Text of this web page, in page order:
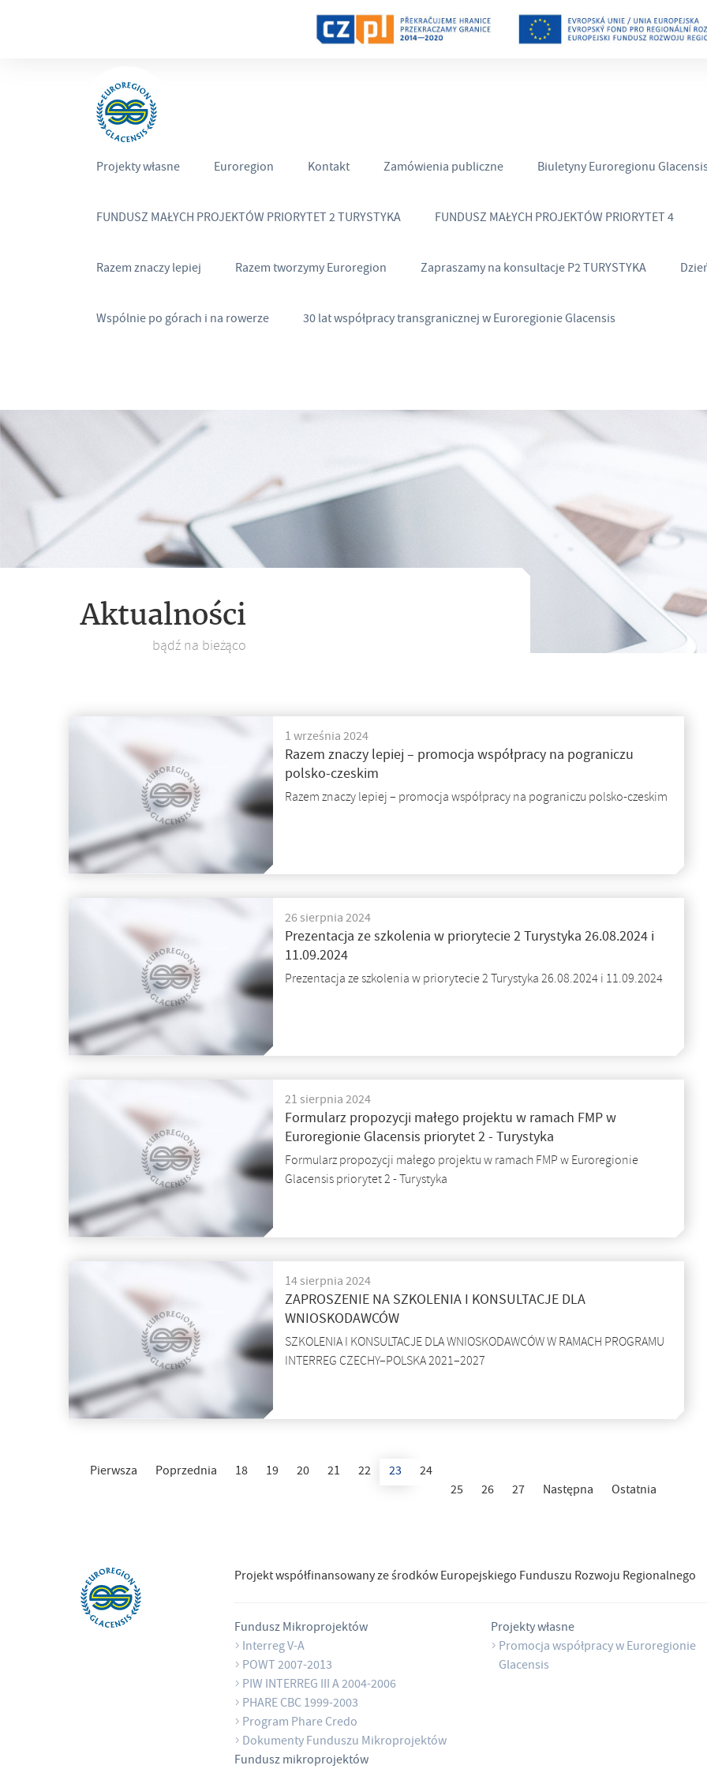
Projekty własne Euroregion Kontakt Zamówienia publiczne Biuletyny Euroregionu
FUNDUSZ MAŁYCH PROJEKTÓW PRIORYTET 2 TURYSTYKA FUNDUSZ MAŁYCH PROJEKTÓW PRIORYTET 4
Razem znaczy lepiej Razem tworzymy Euroregion Zapraszamy na konsultacje P2 TURYSTYKA
Wspólnie po górach i na rowerze 30 lat współpracy transgranicznej w Euroregionie Glacensis
Aktualności
bądź na bieżąco
1 września 2024
Razem znaczy lepiej – promocja współpracy na pograniczu
polsko-czeskim
Razem znaczy lepiej – promocja współpracy na pograniczu polsko-czeskim
26 sierpnia 2024
Prezentacja ze szkolenia w priorytecie 2 Turystyka 26.08.2024 i
11.09.2024
Prezentacja ze szkolenia w priorytecie 2 Turystyka 26.08.2024 i 11.09.2024
21 sierpnia 2024
Formularz propozycji małego projektu w ramach FMP w
Euroregionie Glacensis priorytet 2 - Turystyka
Formularz propozycji małego projektu w ramach FMP w Euroregionie
Glacensis priorytet 2 - Turystyka
14 sierpnia 2024
ZAPROSZENIE NA SZKOLENIA I KONSULTACJE DLA
WNIOSKODAWCÓW
SZKOLENIA I KONSULTACJE DLA WNIOSKODAWCÓW W RAMACH PROGRAMU
INTERREG CZECHY–POLSKA 2021–2027
Pierwsza Poprzednia 18 19 20 21 22 23
24
25
26 27 Następna Ostatnia
Projekt współfinansowany ze środków Europejskiego Funduszu Rozwoju Regionalnego
Fundusz Mikroprojektów
Interreg V-A
POWT 2007-2013
PIW INTERREG III A 2004-2006
PHARE CBC 1999-2003
Program Phare Credo
Dokumenty Funduszu Mikroprojektów
Fundusz mikroprojektów
Projekty własne
Promocja współpracy w Euroregionie
Glacensis